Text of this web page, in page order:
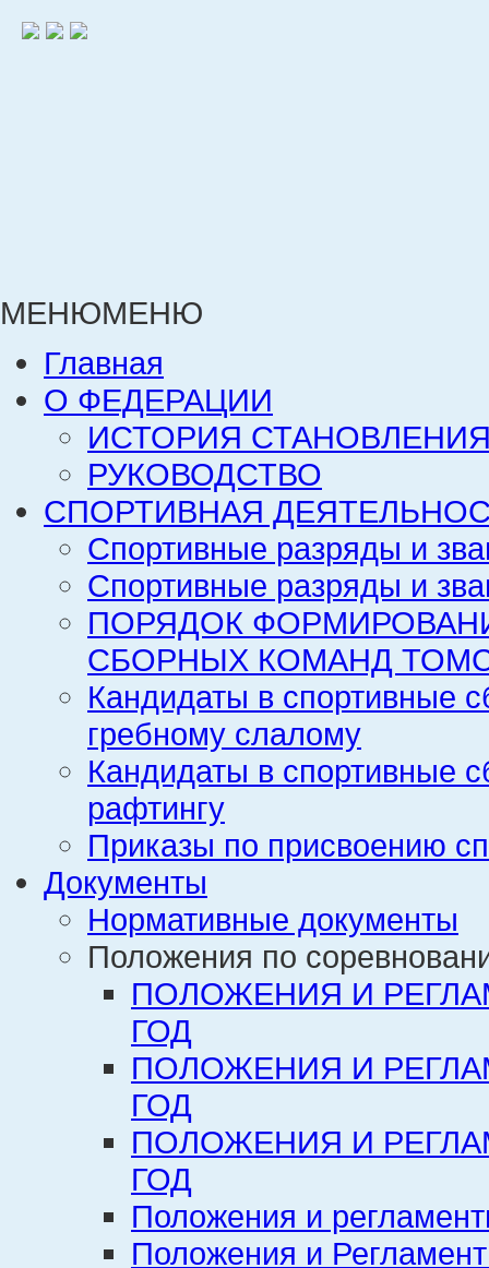
МЕНЮМЕНЮ
Главная
О ФЕДЕРАЦИИ
ИСТОРИЯ
РУКОВОДСТВО
СПОРТИВНАЯ
Спортивные разряды и
Спортивные разряды и
ПОРЯДОК
СБОРНЫХ КОМАНД
Кандидаты в спортивные
гребному слалому
Кандидаты в спортивные
рафтингу
Приказы по присвоению
Документы
Нормативные документы
Положения по
ПОЛОЖЕНИЯ И
ГОД
ПОЛОЖЕНИЯ И
ГОД
ПОЛОЖЕНИЯ И
ГОД
Положения и
Положения и